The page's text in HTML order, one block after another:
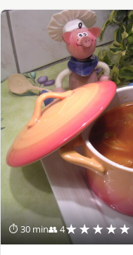
⏱ 30 min👥 4★★★★★